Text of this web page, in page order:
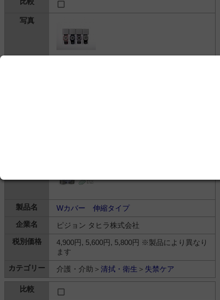
Wカバー 伸縮タイプ
ピジョン タヒラ株式会社
4,900円, 5,600円, 5,800円 ※製品により異なり
ます
介護・介助＞ 清拭・衛生 ＞ 失禁ケア